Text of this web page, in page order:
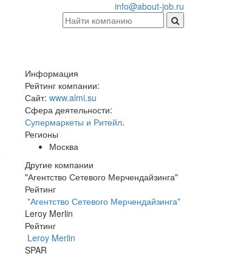
info@about-job.ru
Информация
Рейтинг компании:
Сайт: www.almi.su
Сфера деятельности:
Супермаркеты и Ритейл.
Регионы
Москва
Другие компании
"Агентство Сетевого Мерчендайзинга"
Рейтинг
"Агентство Сетевого Мерчендайзинга"
Leroy Merlin
Рейтинг
Leroy Merlin
SPAR